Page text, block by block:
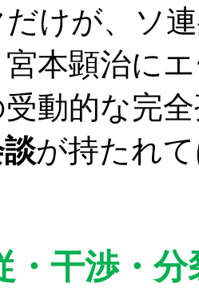
だけが、ソ
本顕治に
動的な完
が持たれ
・干渉・